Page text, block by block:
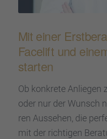
Mit einer
Facelift und
starten
Ob konkrete Anlie­gen
oder nur der Wunsch
ren Ausse­hen, die
mit der richti­gen